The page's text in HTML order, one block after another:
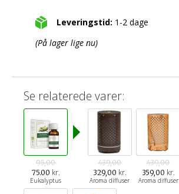
Leveringstid: 1-2 dage
(På lager lige nu)
Se relaterede varer:
95,00
75.00 kr.
Eukalyptus
439,00
329,00 kr.
Aroma diffuser
439,00
359,00 kr.
Aroma diffuser